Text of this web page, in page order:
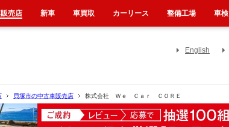
English
貝塚市の中古車販売店 株式会社 Ｗｅ Ｃａｒ ＣＯＲＥ
売店 新車 車買取 カーリース 整備工場 車検